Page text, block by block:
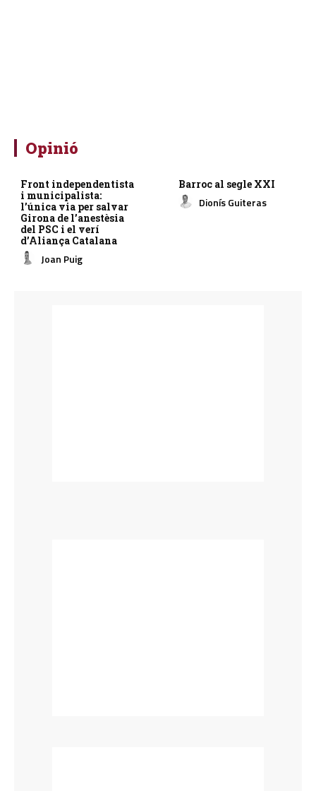
Opinió
Front independentista
i municipalista:
l’única via per salvar
Girona de l’anestèsia
del PSC i el verí
d’Aliança Catalana
Joan Puig
Barroc al segle XXI
Dionís Guiteras